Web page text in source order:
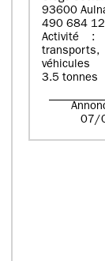
93600
490 684
Activité :
3.5 tonnes
07/